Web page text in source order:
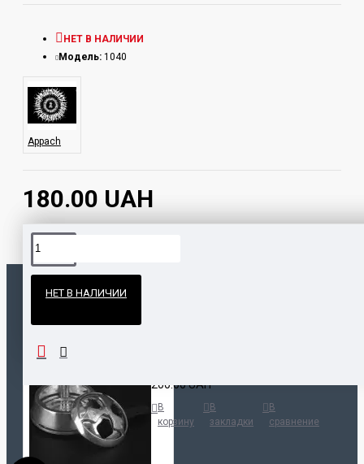
180.00 UAH
НЕТ В НАЛИЧИИ
Модель: 1040
Appach
НЕТ В НАЛИЧИИ
ПОПУЛЯРНЫЕ ТОВАРЫ
200.00 UAH
В
корзину
В
закладки
В
сравнение